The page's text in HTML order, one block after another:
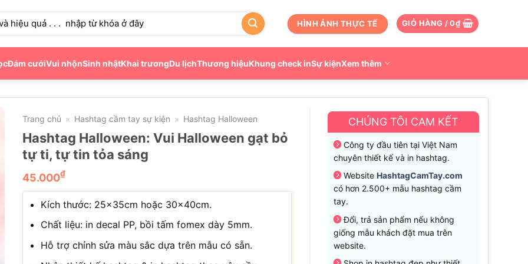
HÌNH ẢNH THỰC TẾ GIỎ HÀNG /0₫
Đám cướiVui nhộnSinh nhậtKhai trươngDu lịchThương hiệuKhung check inSự kiệnXem thêm
Trang chủ » Hashtag cầm tay sự kiện » Hashtag Halloween
Hashtag Halloween: Vui Halloween gạt bỏ
tự ti, tự tin tỏa sáng
45.000₫
Kích thước: 25x35cm hoặc 30x40cm.
Chất liệu: in decal PP, bồi tấm fomex dày 5mm.
Hỗ trợ chỉnh sửa màu sắc dựa trên mẫu có sẵn.
CHÚNG TÔI CAM KẾT
Công ty đầu tiên tại Việt Nam
chuyên thiết kế và in hashtag.
Website HashtagCamTay.com
có hơn 2.500+ mẫu hashtag cầm
tay.
Đổi, trả sản phẩm nếu không
giống mẫu khách đặt mua trên
website.